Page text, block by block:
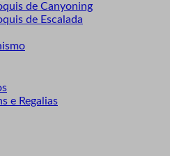
de Canyoning
de Escalada
e Regalias